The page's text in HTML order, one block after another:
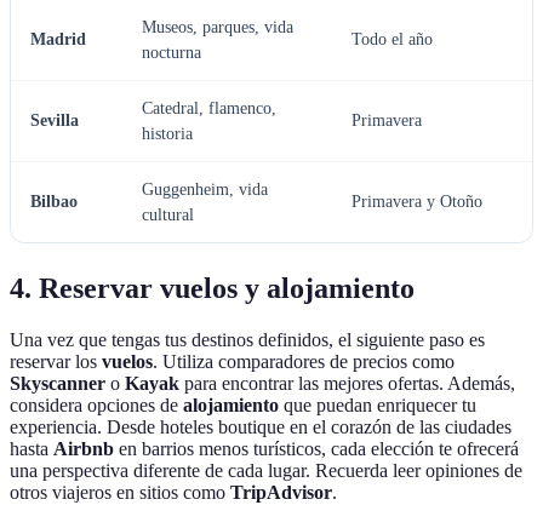
Madrid
Museos, parques, vida
nocturna
Todo el año
Sevilla
Catedral, flamenco,
historia
Primavera
Bilbao
Guggenheim, vida
cultural
Primavera y Otoño
4. Reservar vuelos y alojamiento
Una vez que tengas tus destinos definidos, el siguiente paso es
reservar los vuelos. Utiliza comparadores de precios como
Skyscanner o Kayak para encontrar las mejores ofertas. Además,
considera opciones de alojamiento que puedan enriquecer tu
experiencia. Desde hoteles boutique en el corazón de las ciudades
hasta Airbnb en barrios menos turísticos, cada elección te ofrecerá
una perspectiva diferente de cada lugar. Recuerda leer opiniones de
otros viajeros en sitios como TripAdvisor.